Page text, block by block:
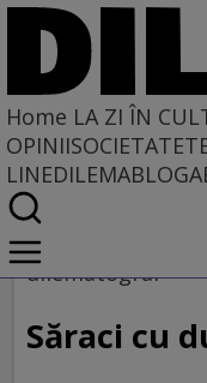
Home LA ZI ÎN
OPINIISOCIETATE
LINEDILEMABLOG
Home
La zi în cultură
dilematograf
Săraci cu